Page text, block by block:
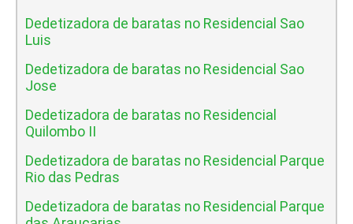
Dedetizadora de baratas no Residencial Sao
Luis
Dedetizadora de baratas no Residencial Sao
Jose
Dedetizadora de baratas no Residencial
Quilombo II
Dedetizadora de baratas no Residencial Parque
Rio das Pedras
Dedetizadora de baratas no Residencial Parque